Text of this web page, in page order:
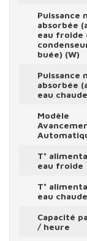
Puissance
absorbée
eau froide
buée) (W)
Puissance
absorbée
eau
Modèle
T°
eau froide
T°
eau chaude
Capacité
/ heure